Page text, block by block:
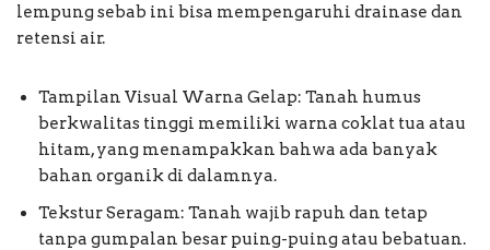
lempung sebab ini bisa mempengaruhi drainase dan
retensi air.
Tampilan Visual Warna Gelap: Tanah humus
berkwalitas tinggi memiliki warna coklat tua atau
hitam, yang menampakkan bahwa ada banyak
bahan organik di dalamnya.
Tekstur Seragam: Tanah wajib rapuh dan tetap
tanpa gumpalan besar puing-puing atau bebatuan.